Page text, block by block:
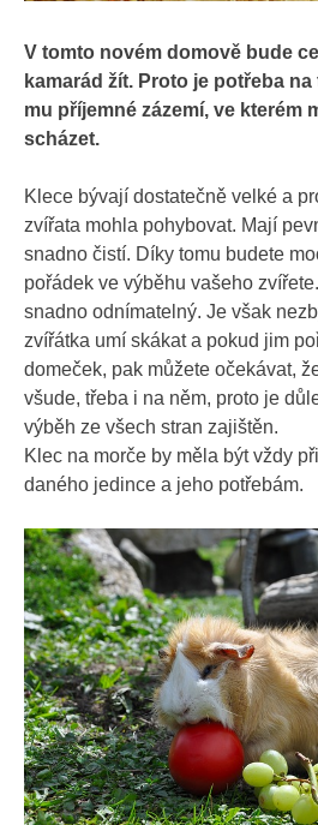
V tomto novém domově bude
kamarád žít. Proto je potřeba
mu příjemné zázemí, ve kterém
scházet.
Klece bývají dostatečně velké a
zvířata mohla pohybovat. Mají
snadno čistí. Díky tomu budete
pořádek ve výběhu vašeho
snadno odnímatelný. Je však
zvířátka umí skákat a pokud jim
domeček, pak můžete očekávat,
všude, třeba i na něm, proto je
výběh ze všech stran zajištěn.
Klec na morče by měla být vždy
daného jedince a jeho potřebám.